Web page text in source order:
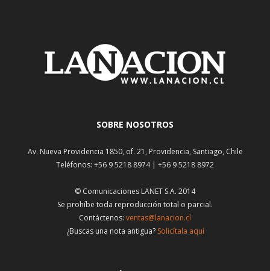
SOBRE NOSOTROS
Av. Nueva Providencia 1850, of. 21, Providencia, Santiago, Chile
Teléfonos: +56 9 5218 8974 | +56 9 5218 8972
© Comunicaciones LANET S.A. 2014
Se prohíbe toda reproducción total o parcial.
Contáctenos: ventas@lanacion.cl
¿Buscas una nota antigua? Solicítala aquí